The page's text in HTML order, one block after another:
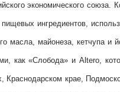
экономического
ингредиентов,
майонеза, кетчупа и
как «Слобода» и Altero,
крае,